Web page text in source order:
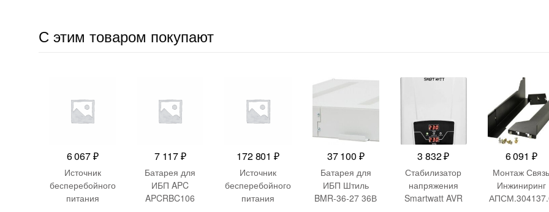
С этим товаром покупают
6 067₽
Источник
бесперебойного
питания
7 117₽
Батарея для
ИБП APC
APCRBC106
172 801 ₽
Источник
бесперебойного
питания
37 100 ₽
Батарея для
ИБП Штиль
BMR-36-27 36В
3 832₽
Стабилизатор
напряжения
Smartwatt AVR
6 091 ₽
Монтаж
Инжиниринг